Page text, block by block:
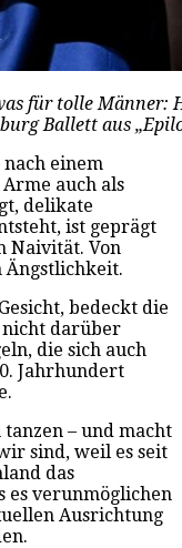
für tolle Männer:
Ballett aus
nach einem
Arme auch als
delikate
ist geprägt
Naivität. Von
Ängstlichkeit.
bedeckt die
nicht darüber
die sich auch
Jahrhundert
tanzen – und macht
sind, weil es seit
das
es verunmöglichen
Ausrichtung